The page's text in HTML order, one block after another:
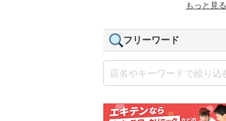
もっと見る
フリーワード